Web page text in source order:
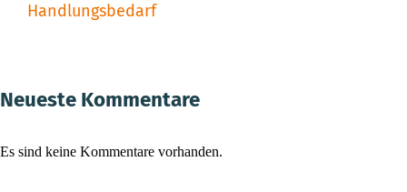
Handlungsbedarf
Neueste Kommentare
Es sind keine Kommentare vorhanden.